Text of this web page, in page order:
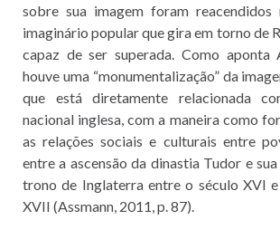
sobre sua imagem foram
imaginário popular que gira em torno de
capaz de ser superada. Como aponta
houve uma “monumentalização” da
que está diretamente relacionada
nacional inglesa, com a maneira como
as relações sociais e culturais entre
entre a ascensão da dinastia Tudor e
trono de Inglaterra entre o século XVI
XVII (Assmann, 2011, p. 87).